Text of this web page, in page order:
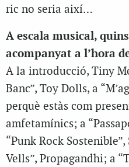
ric no seria així…
A escala musical,
acompanyat a l’hora
A la introducció, Tiny
Banc”, Toy Dolls, a
perquè estàs com
amfetamínics; a
“Punk Rock
Vells”, Propagandhi; a